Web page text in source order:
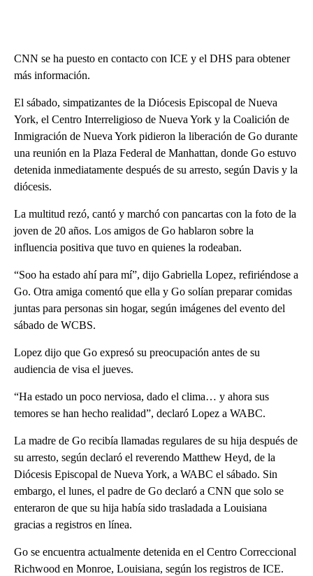
CNN se ha puesto en contacto con ICE y el DHS para obtener
más información.
El sábado, simpatizantes de la Diócesis Episcopal de Nueva
York, el Centro Interreligioso de Nueva York y la Coalición de
Inmigración de Nueva York pidieron la liberación de Go durante
una reunión en la Plaza Federal de Manhattan, donde Go estuvo
detenida inmediatamente después de su arresto, según Davis y la
diócesis.
La multitud rezó, cantó y marchó con pancartas con la foto de la
joven de 20 años. Los amigos de Go hablaron sobre la
influencia positiva que tuvo en quienes la rodeaban.
“Soo ha estado ahí para mí”, dijo Gabriella Lopez, refiriéndose a
Go. Otra amiga comentó que ella y Go solían preparar comidas
juntas para personas sin hogar, según imágenes del evento del
sábado de WCBS.
Lopez dijo que Go expresó su preocupación antes de su
audiencia de visa el jueves.
“Ha estado un poco nerviosa, dado el clima… y ahora sus
temores se han hecho realidad”, declaró Lopez a WABC.
La madre de Go recibía llamadas regulares de su hija después de
su arresto, según declaró el reverendo Matthew Heyd, de la
Diócesis Episcopal de Nueva York, a WABC el sábado. Sin
embargo, el lunes, el padre de Go declaró a CNN que solo se
enteraron de que su hija había sido trasladada a Louisiana
gracias a registros en línea.
Go se encuentra actualmente detenida en el Centro Correccional
Richwood en Monroe, Louisiana, según los registros de ICE.